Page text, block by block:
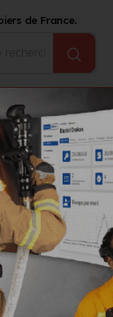
de France.
Journal
22 novembre
en ce